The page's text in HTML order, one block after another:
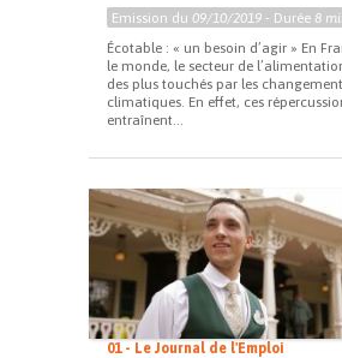
Emission du 09/10/2019 - Durée 8
Écotable : « un besoin d’agir » En
le monde, le secteur de
des plus touchés par les
climatiques. En effet, ces
entraînent...
01 - Le Journal de l'Emploi